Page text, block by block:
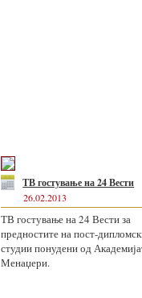
ТВ гостување на 24 Вести
26.02.2013
ТВ гостување на 24 Вести за
предностите на пост-
студии понудени од
Менаџери.